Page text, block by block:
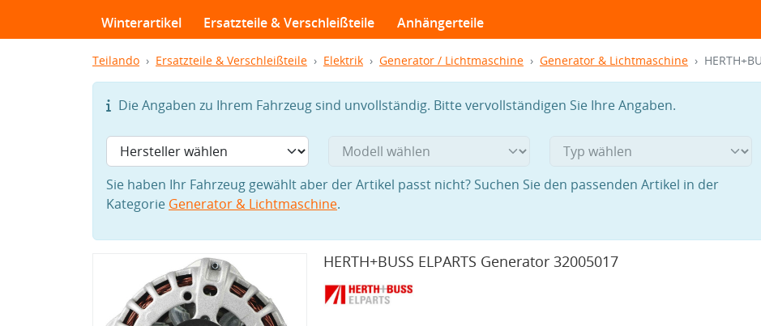
Winterartikel
Ersatzteile & Verschleißteile Anhängerteile
Teilando Ersatzteile & Verschleißteile Elektrik Generator / Lichtmaschine Generator & Lichtmaschine
Die Angaben zu Ihrem Fahrzeug sind unvollständig. Bitte vervollständigen Sie Ihre Angaben.
Sie haben Ihr Fahrzeug gewählt aber der Artikel passt nicht? Suchen Sie den passenden Artikel in der
Kategorie Generator & Lichtmaschine.
HERTH+BUSS ELPARTS Generator 32005017